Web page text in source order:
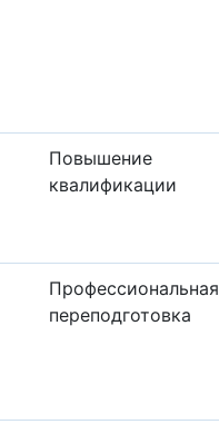
Повышение
квалификации
Профессиональная
переподготовка